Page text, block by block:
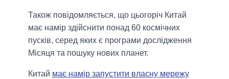
Також повідомляється, що цьогоріч Китай
має намір здійснити понад 60 космічних
пусків, серед яких є програми дослідження
Місяця та пошуку нових планет.
Китай має намір запустити власну мережу